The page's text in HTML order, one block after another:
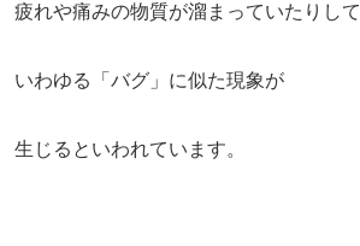
疲れや痛みの物質が溜まっていたりして
いわゆる「バグ」に似た現象が
生じるといわれています。